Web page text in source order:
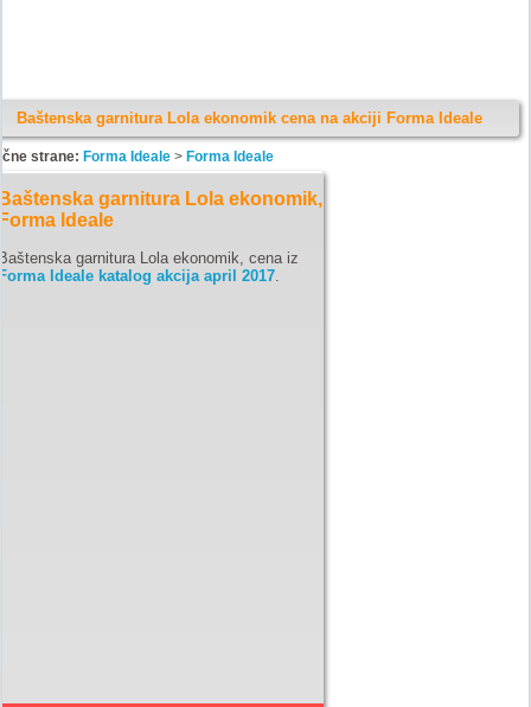
Baštenska garnitura Lola ekonomik cena na akciji Forma Ideale
strane: Forma Ideale> Forma Ideale
garnitura Lola ekonomik,
Ideale
garnitura Lola ekonomik, cena iz
Ideale katalog akcija april 2017.